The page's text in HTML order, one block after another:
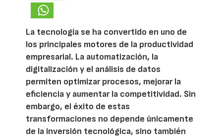
La tecnología se ha convertido en uno de
los principales motores de la productividad
empresarial. La automatización, la
digitalización y el análisis de datos
permiten optimizar procesos, mejorar la
eficiencia y aumentar la competitividad. Sin
embargo, el éxito de estas
transformaciones no depende únicamente
de la inversión tecnológica, sino también